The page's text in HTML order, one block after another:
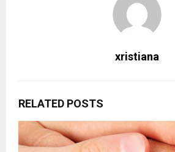
xristiana
RELATED POSTS